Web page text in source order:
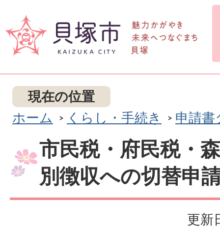
現在の位置
ホーム
くらし・手続き 申請書
市民税・府民税・
別徴収への切替申
更新